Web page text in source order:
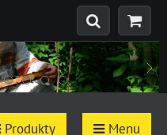
Produkty Menu